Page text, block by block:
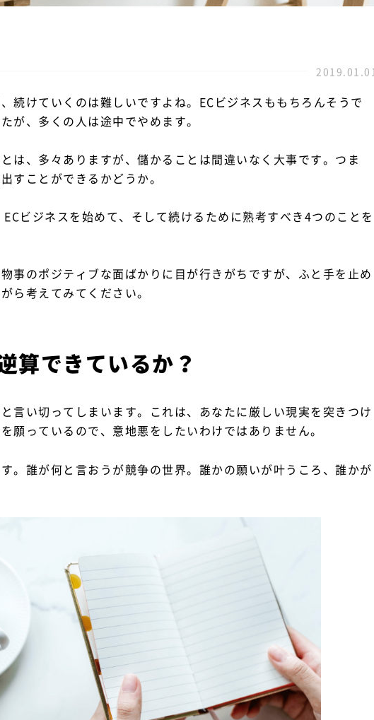
2019.01.01
続けていくのは難しいですよね。ECビジネスももちろんそうで
が、多くの人は途中でやめます。
は、多々ありますが、儲かることは間違いなく大事です。つま
すことができるかどうか。
ビジネスを始めて、そして続けるために熟考すべき4つのことを
事のポジティブな面ばかりに目が行きがちですが、ふと手を止め
ら考えてみてください。
算できているか？
言い切ってしまいます。これは、あなたに厳しい現実を突きつけ
願っているので、意地悪をしたいわけではありません。
。誰が何と言おうが競争の世界。誰かの願いが叶うころ、誰かが